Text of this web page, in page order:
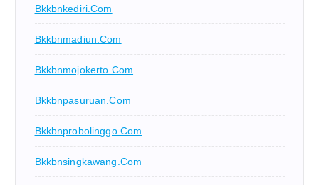
Bkkbnkediri.com
Bkkbnmadiun.com
Bkkbnmojokerto.com
Bkkbnpasuruan.com
Bkkbnprobolinggo.com
Bkkbnsingkawang.com